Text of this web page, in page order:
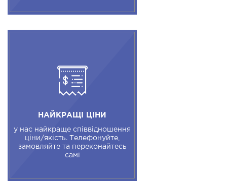
НАЙКРАЩІ ЦІНИ
у нас найкраще співвідношення
ціни/якість. Телефонуйте,
замовляйте та переконайтесь
самі